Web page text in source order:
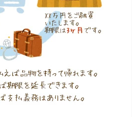
さんは初めてて不安でしたが、他
ていた以上の金額で大満足です。
しい話し方の対応でとても良かっ